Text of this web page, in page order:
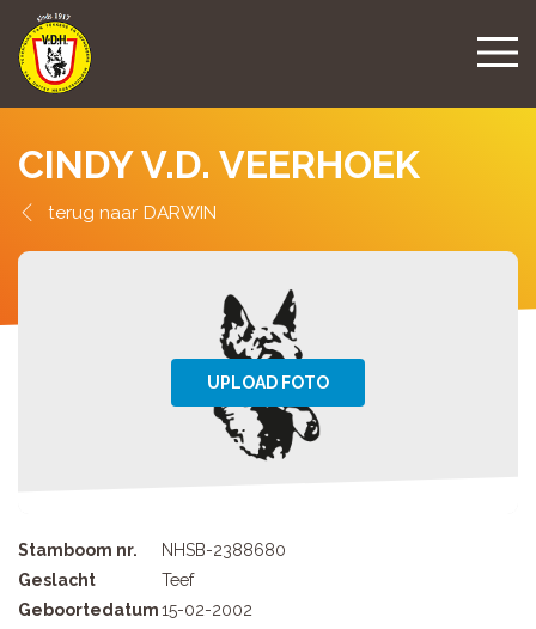
CINDY V.D. VEERHOEK
DARWIN
Stamboom nr.
NHSB-2388680
Geslacht
Teef
Geboortedatum15-02-2002